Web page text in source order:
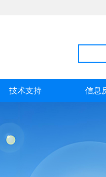
技术支持 信息